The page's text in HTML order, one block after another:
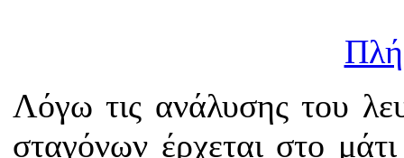
Λόγω τις ανάλυσης του
σταγόνων έρχεται στο